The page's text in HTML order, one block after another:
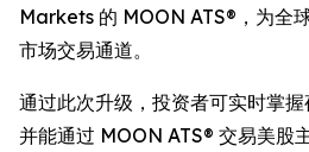
Markets 的 MOON ATS®，为全
市场交易通道。
通过此次升级，投资者可实时掌握
并能通过 MOON ATS® 交易美股